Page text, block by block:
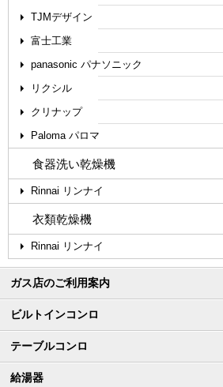
TJMデザイン
富士工業
panasonic パナソニック
リクシル
クリナップ
Paloma パロマ
食器洗い乾燥機
Rinnai リンナイ
衣類乾燥機
Rinnai リンナイ
ガス店のご利用案内
ビルトインコンロ
テーブルコンロ
給湯器